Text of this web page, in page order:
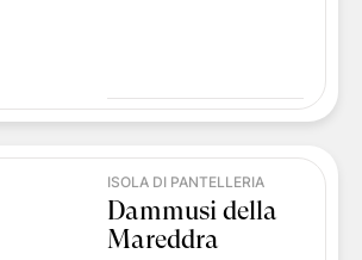
ISOLA DI PANTELLERIA
Dammusi della
Mareddra